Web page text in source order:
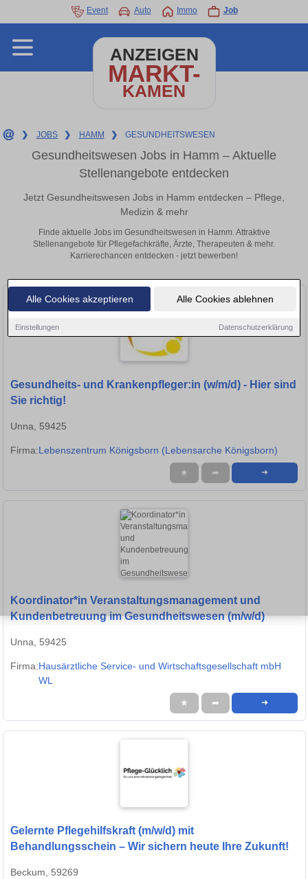
Alle Cookies akzeptieren Alle Cookies ablehnen
Einstellungen Datenschutzerklärung
Event Auto Immo Job
ANZEIGEN
MARKT-
KAMEN
❯ JOBS ❯ HAMM ❯ GESUNDHEITSWESEN
Gesundheitswesen Jobs in Hamm – Aktuelle
Stellenangebote entdecken
Jetzt Gesundheitswesen Jobs in Hamm entdecken – Pflege,
Medizin & mehr
Finde aktuelle Jobs im Gesundheitswesen in Hamm. Attraktive
Stellenangebote für Pflegefachkräfte, Ärzte, Therapeuten & mehr.
Karrierechancen entdecken - jetzt bewerben!
Gesundheits- und Krankenpfleger:in (w/m/d) - Hier sind
Sie richtig!
Unna, 59425
Firma:Lebenszentrum Königsborn (Lebensarche Königsborn)
★ ➦ ➜
Koordinator*in Veranstaltungsmanagement und
Kundenbetreuung im Gesundheitswesen (m/w/d)
Unna, 59425
Firma:Hausärztliche Service- und Wirtschaftsgesellschaft mbH
WL
★ ➦ ➜
Gelernte Pflegehilfskraft (m/w/d) mit
Behandlungsschein – Wir sichern heute Ihre Zukunft!
Beckum, 59269